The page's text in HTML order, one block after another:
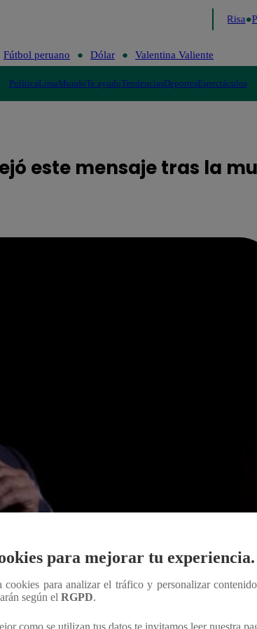
Me Caigo de Risa
Fútbol peruano Dólar Valentina Valiente
PolíticaLimaMundoTe ayudoTendenciasDeportesEspectáculos
este mensaje tras la
para mejorar tu experiencia.
cookies para analizar el tráfico y personalizar
según el RGPD.